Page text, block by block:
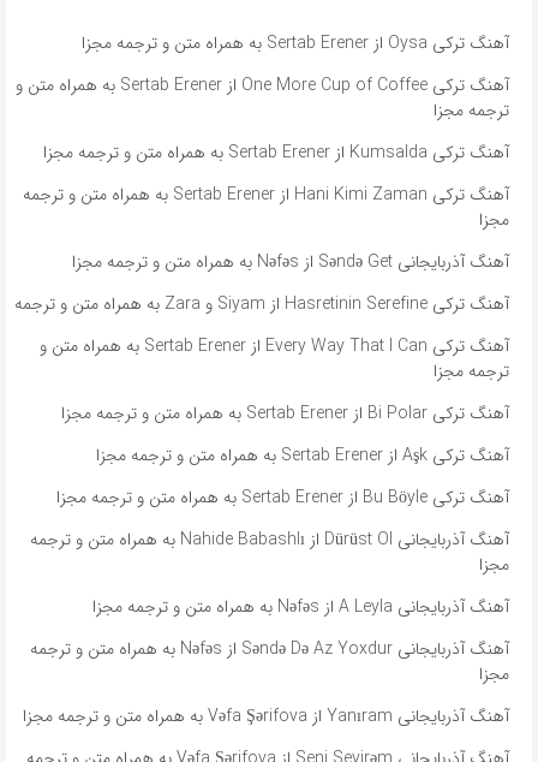
آهنگ ترکی Oysa از Sertab Erener به همراه متن و ترجمه مجزا
آهنگ ترکی One More Cup of Coffee از Sertab Erener به همراه متن و
ترجمه مجزا
آهنگ ترکی Kumsalda از Sertab Erener به همراه متن و ترجمه مجزا
آهنگ ترکی Hani Kimi Zaman از Sertab Erener به همراه متن و ترجمه
مجزا
آهنگ آذربایجانی Səndə Get از Nəfəs به همراه متن و ترجمه مجزا
آهنگ ترکی Hasretinin Serefine از Siyam و Zara به همراه متن و ترجمه
آهنگ ترکی Every Way That I Can از Sertab Erener به همراه متن و
ترجمه مجزا
آهنگ ترکی Bi Polar از Sertab Erener به همراه متن و ترجمه مجزا
آهنگ ترکی Aşk از Sertab Erener به همراه متن و ترجمه مجزا
آهنگ ترکی Bu Böyle از Sertab Erener به همراه متن و ترجمه مجزا
آهنگ آذربایجانی Dürüst Ol از Nahide Babashlı به همراه متن و ترجمه
مجزا
آهنگ آذربایجانی A Leyla از Nəfəs به همراه متن و ترجمه مجزا
آهنگ آذربایجانی Səndə Də Az Yoxdur از Nəfəs به همراه متن و ترجمه
مجزا
آهنگ آذربایجانی Yanıram از Vəfa Şərifova به همراه متن و ترجمه مجزا